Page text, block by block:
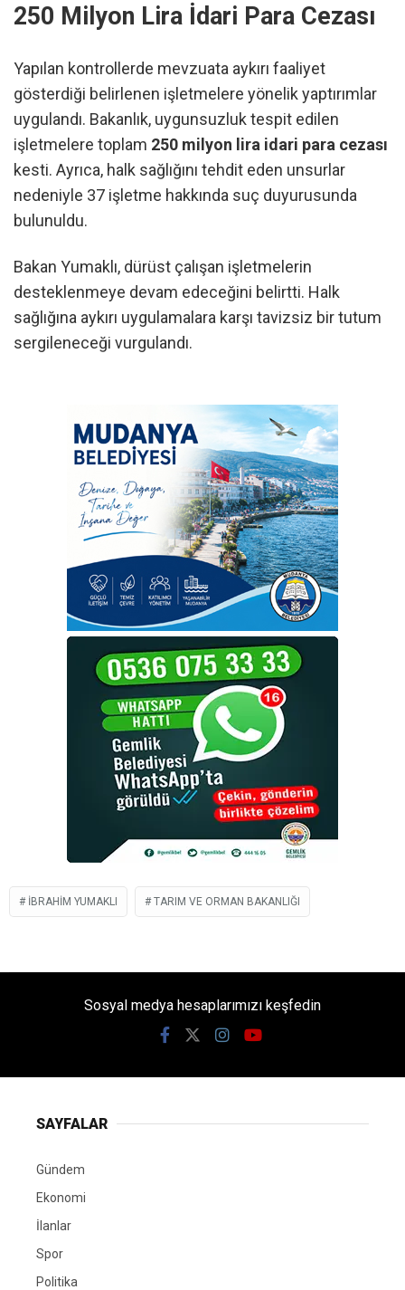
250 Milyon Lira İdari Para Cezası
Yapılan kontrollerde mevzuata aykırı faaliyet
gösterdiği belirlenen işletmelere yönelik yaptırımlar
uygulandı. Bakanlık, uygunsuzluk tespit edilen
işletmelere toplam 250 milyon lira idari para cezası
kesti. Ayrıca, halk sağlığını tehdit eden unsurlar
nedeniyle 37 işletme hakkında suç duyurusunda
bulunuldu.
Bakan Yumaklı, dürüst çalışan işletmelerin
desteklenmeye devam edeceğini belirtti. Halk
sağlığına aykırı uygulamalara karşı tavizsiz bir tutum
sergileneceği vurgulandı.
IBRAHIM YUMAKLI TARIM VE ORMAN BAKANLIĞI
Sosyal medya hesaplarımızı keşfedin
SAYFALAR
Gündem
Ekonomi
İlanlar
Spor
Politika